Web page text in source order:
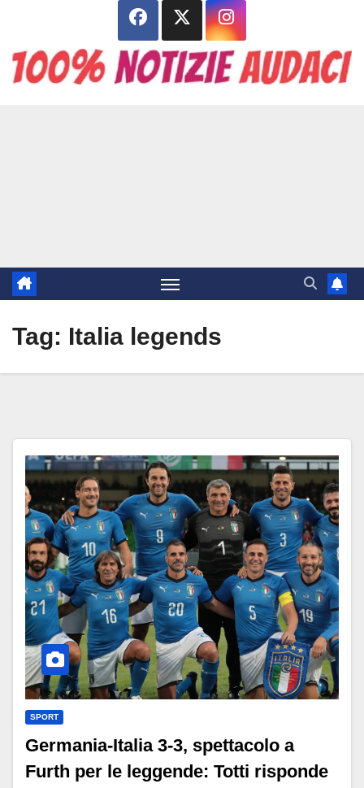
contenuto
Tag: Italia legends
SPORT
Germania-Italia 3-3, spettacolo a
Furth per le leggende: Totti risponde